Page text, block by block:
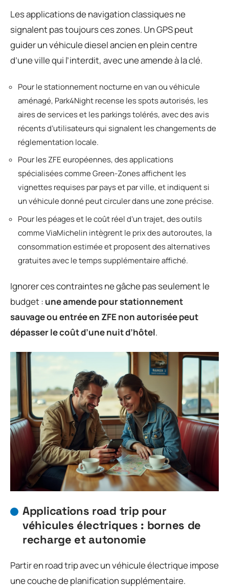
Les applications de navigation classiques ne
signalent pas toujours ces zones. Un GPS peut
guider un véhicule diesel ancien en plein centre
d’une ville qui l’interdit, avec une amende à la clé.
Pour le stationnement nocturne en van ou véhicule
aménagé, Park4Night recense les spots autorisés, les
aires de services et les parkings tolérés, avec des avis
récents d’utilisateurs qui signalent les changements de
réglementation locale.
Pour les ZFE européennes, des applications
spécialisées comme Green-Zones affichent les
vignettes requises par pays et par ville, et indiquent si
un véhicule donné peut circuler dans une zone précise.
Pour les péages et le coût réel d’un trajet, des outils
comme ViaMichelin intègrent le prix des autoroutes, la
consommation estimée et proposent des alternatives
gratuites avec le temps supplémentaire affiché.
Ignorer ces contraintes ne gâche pas seulement le
budget : une amende pour stationnement
sauvage ou entrée en ZFE non autorisée peut
dépasser le coût d’une nuit d’hôtel.
Applications road trip pour
véhicules électriques : bornes de
recharge et autonomie
Partir en road trip avec un véhicule électrique impose
une couche de planification supplémentaire.